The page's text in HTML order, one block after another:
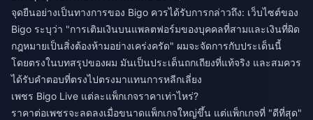
จุดยืนอย่างเป็นทางการของ Bigo ควรได้รับการกล่าวถึง: เว็บไซต์ของ
Bigo ระบุว่า "การเติมเงินบนแพลตฟอร์มของบุคคลที่สามและเงินที่ผิด
กฎหมายเป็นสิ่งต้องห้ามอย่างเคร่งครัด" ผมจะจัดการกับประเด็นนี้
โดยตรงในบทสรุปของผม มันเป็นประเด็นถกเถียงที่แท้จริง และสมควร
ได้รับคำตอบที่ตรงไปตรงมาแทนการหลีกเลี่ยง
เพชร Bigo Live แต่ละแพ็กเกจราคาเท่าไหร่?
ราคาต่อเพชรจะลดลงเมื่อขนาดแพ็กเกจใหญ่ขึ้น แต่แพ็กเกจที่ "ดีที่สุด"